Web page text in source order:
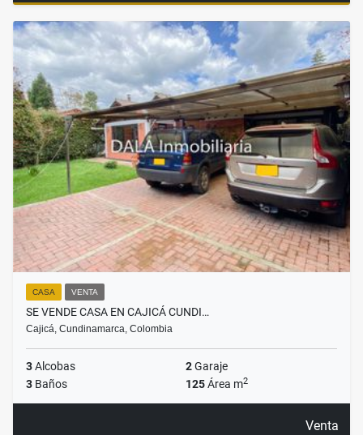
CASA VENTA
SE VENDE CASA EN CAJICÁ CUNDI…
Cajicá, Cundinamarca, Colombia
3Alcobas 2Garaje
3 Baños 125Área m2
Venta